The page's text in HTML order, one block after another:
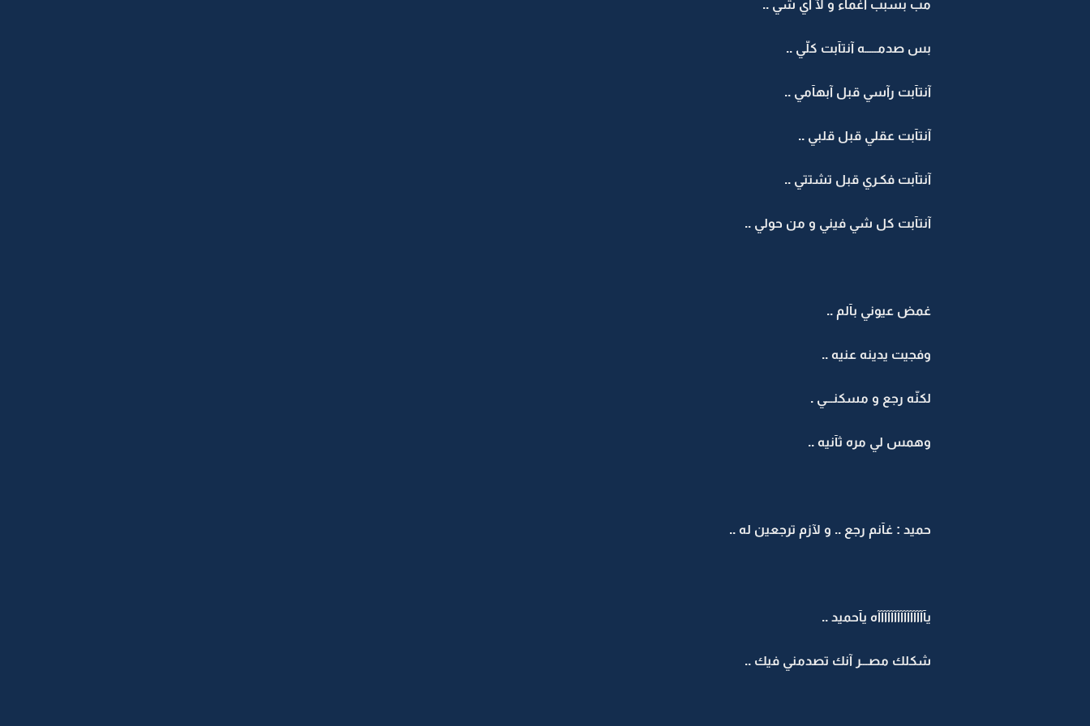
مب بسبب آغمآء و لآ آي شي ..
بس صدمـــــه آنتآبت كلّي ..
آنتآبت رآسي قبل آبهآمي ..
آنتآبت عقلي قبل قلبي ..
آنتآبت فكـري قبل تشتتي ..
آنتآبت كل شي فيني و من حولي ..
غمض عيوني بآلم ..
وفجيت يدينه عنيه ..
لكنّه رجع و مسكنـــي .
وهمس لي مره ثآنيه ..
حميد : غآنم رجع .. و لآزم ترجعين له ..
يآآآآآآآآآآآآآآآه يآحميد ..
شكلك مصـــر آنك تصدمني فيك ..